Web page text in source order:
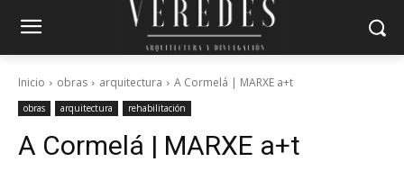
Inicio obras arquitectura A Cormelá | MARXE a+t
obras arquitectura rehabilitación
A Cormelá | MARXE a+t